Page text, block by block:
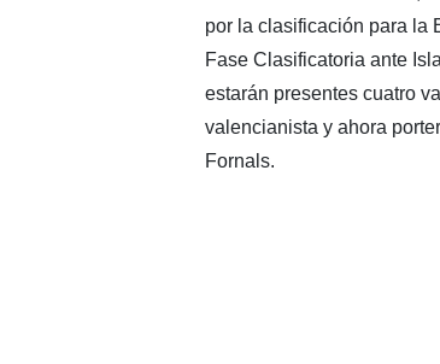
por la clasificación para la
Fase Clasificatoria ante
estarán presentes cuatro
valencianista y ahora
Fornals.